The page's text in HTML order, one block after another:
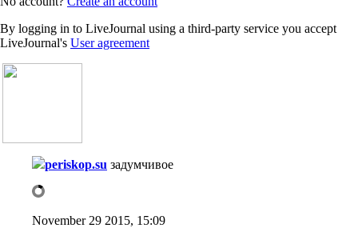
By logging in to LiveJournal using a third-party service you accept
LiveJournal's User agreement
periskop.su задумчивое
November 29 2015, 15:09